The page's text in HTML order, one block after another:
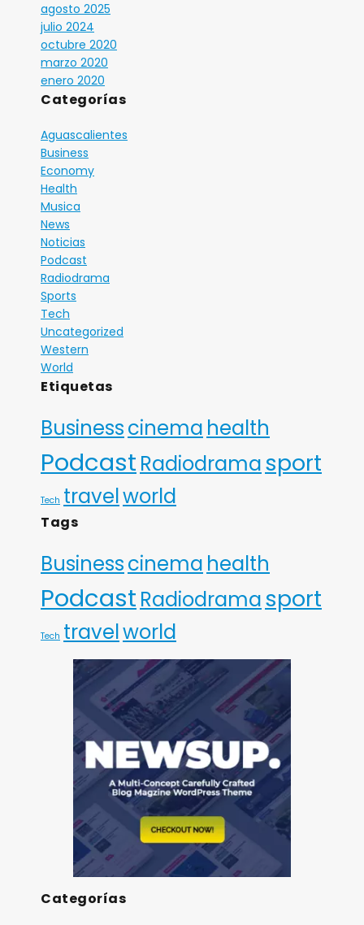
agosto 2025
julio 2024
octubre 2020
marzo 2020
enero 2020
Categorías
Aguascalientes
Business
Economy
Health
Musica
News
Noticias
Podcast
Radiodrama
Sports
Tech
Uncategorized
Western
World
Etiquetas
Businesscinema health
Podcast Radiodramasport
Tech travelworld
Tags
Businesscinema health
Podcast Radiodramasport
Tech travelworld
Categorías